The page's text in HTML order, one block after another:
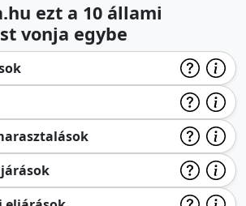
ezt a 10 állami
vonja egybe